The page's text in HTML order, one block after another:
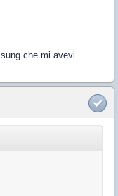
che mi avevi